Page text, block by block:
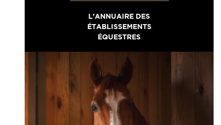
L'ANNUAIRE DES
ÉTABLISSEMENTS
ÉQUESTRES